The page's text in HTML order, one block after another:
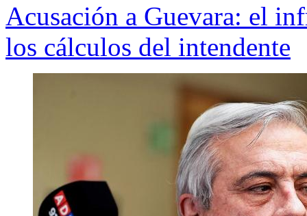
Acusación a Guevara: el
los cálculos del intendente